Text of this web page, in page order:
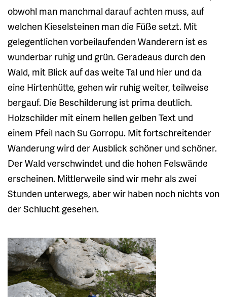
obwohl man manchmal darauf achten muss, auf
welchen Kieselsteinen man die Füße setzt. Mit
gelegentlichen vorbeilaufenden Wanderern ist es
wunderbar ruhig und grün. Geradeaus durch den
Wald, mit Blick auf das weite Tal und hier und da
eine Hirtenhütte, gehen wir ruhig weiter, teilweise
bergauf. Die Beschilderung ist prima deutlich.
Holzschilder mit einem hellen gelben Text und
einem Pfeil nach Su Gorropu. Mit fortschreitender
Wanderung wird der Ausblick schöner und schöner.
Der Wald verschwindet und die hohen Felswände
erscheinen. Mittlerweile sind wir mehr als zwei
Stunden unterwegs, aber wir haben noch nichts von
der Schlucht gesehen.